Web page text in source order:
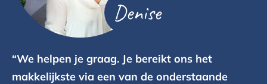
Denise
“We helpen je graag. Je bereikt ons het
makkelijkste via een van de onderstaande